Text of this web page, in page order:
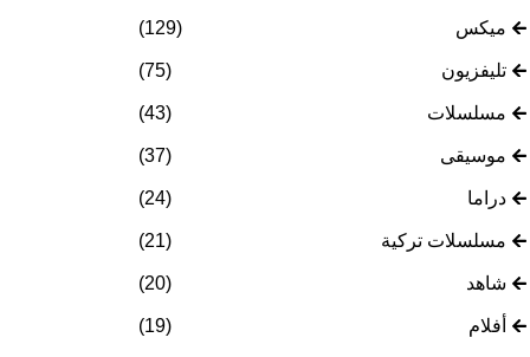
ميكس (129)
تليفزيون (75)
مسلسلات (43)
موسيقى (37)
دراما (24)
مسلسلات تركية (21)
شاهد (20)
أفلام (19)